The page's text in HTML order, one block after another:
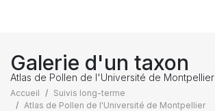
Galerie d'un taxon
Atlas de Pollen de l'Université de Montpellier
Accueil
Suivis long-terme
Atlas de Pollen de l'Université de Montpellier